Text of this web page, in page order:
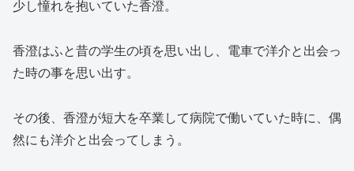
少し憧れを抱いていた香澄。
香澄はふと昔の学生の頃を思い出し、電車で洋介と出会っ
た時の事を思い出す。
その後、香澄が短大を卒業して病院で働いていた時に、偶
然にも洋介と出会ってしまう。